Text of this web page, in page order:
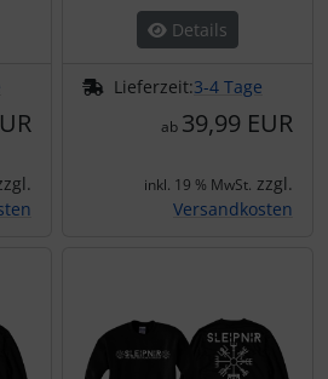
Details
Lieferzeit:3-4 Tage
ab 39,99 EUR
inkl. 19 % MwSt. zzgl.
Versandkosten